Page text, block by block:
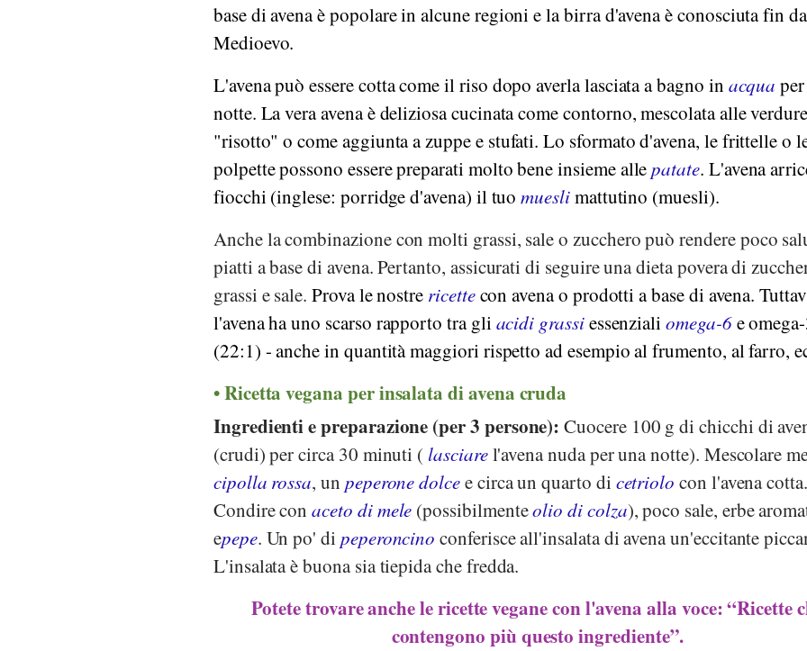
base di avena è popolare in alcune regioni e la birra d'avena è conosciuta fin
Medioevo.
L'avena può essere cotta come il riso dopo averla lasciata a bagno in acqua
notte. La vera avena è deliziosa cucinata come contorno, mescolata alle
"risotto" o come aggiunta a zuppe e stufati. Lo sformato d'avena, le frittelle o
polpette possono essere preparati molto bene insieme allepatate. L'avena
fiocchi (inglese: porridge d'avena) il tuomueslimattutino (muesli).
Anche la combinazione con molti grassi, sale o zucchero può rendere poco
piatti a base di avena. Pertanto, assicurati di seguire una dieta povera di
grassi e sale.Prova le nostre ricettecon avena o prodotti a base di avena.
l'avena ha uno scarso rapporto tra gliacidi grassiessenzialiomega-6e
(22:1) - anche in quantità maggiori rispetto ad esempio al frumento, al farro,
Ricetta vegana per insalata di avena cruda
Ingredienti e preparazione (per 3 persone): Cuocere 100 g di chicchi di
(crudi) per circa 30 minuti ( lasciarel'avena nuda per una notte). Mescolare
cipolla rossa, un peperone dolcee circa un quarto di cetriolo con l'avena cotta.
Condire conaceto di mele (possibilmenteolio di colza), poco sale, erbe
epepe. Un po' di peperoncino conferisce all'insalata di avena un'eccitante
L'insalata è buona sia tiepida che fredda.
Potete trovare anche le ricette vegane con l'avena alla voce: “Ricette
contengono più questo ingrediente”.